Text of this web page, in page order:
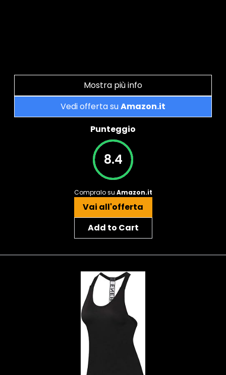
Mostra più info
Vedi offerta suAmazon.it
Punteggio
8.4
Compralo su Amazon.it
Vai all'offerta
Add to Cart